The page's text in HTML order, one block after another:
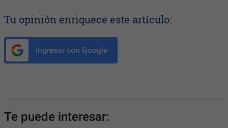
Tu opinión enriquece este artículo:
Ingresar con Google
Te puede interesar: